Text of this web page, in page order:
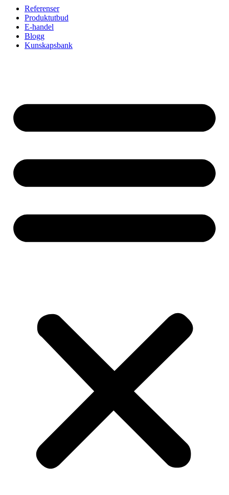
Referenser
Produktutbud
E-handel
Blogg
Kunskapsbank